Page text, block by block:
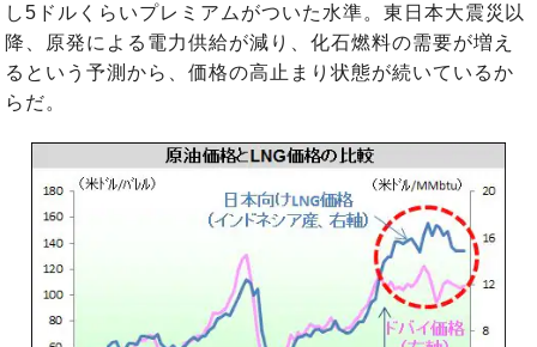
し5ドルくらいプレミアムがついた水準。東日本大震災以
降、原発による電力供給が減り、化石燃料の需要が増え
るという予測から、価格の高止まり状態が続いているか
らだ。